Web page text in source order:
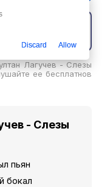
Лагучев - Слезы
ее бесплатнов
- Слезы
пьян
бокал
Discard Allow